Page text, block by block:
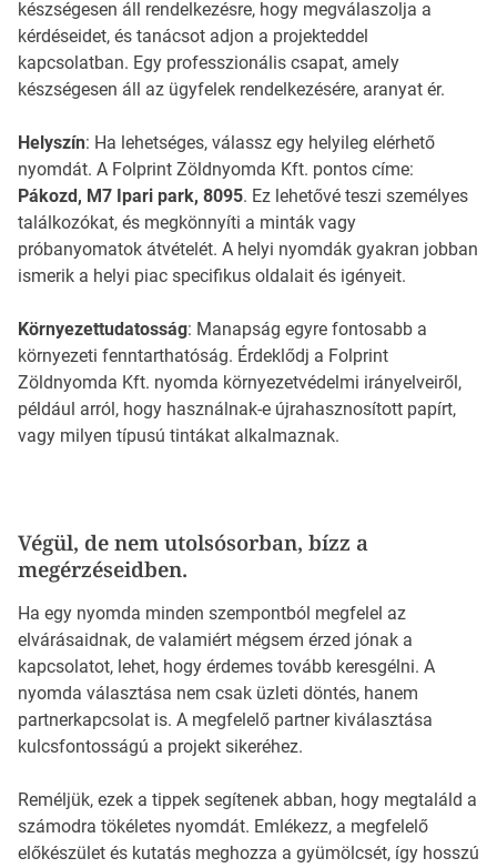
készségesen áll rendelkezésre, hogy megválaszolja a
kérdéseidet, és tanácsot adjon a projekteddel
kapcsolatban. Egy professzionális csapat, amely
készségesen áll az ügyfelek rendelkezésére, aranyat ér.
Helyszín: Ha lehetséges, válassz egy helyileg elérhető
nyomdát. A Folprint Zöldnyomda Kft. pontos címe:
Pákozd, M7 Ipari park, 8095. Ez lehetővé teszi személyes
találkozókat, és megkönnyíti a minták vagy
próbanyomatok átvételét. A helyi nyomdák gyakran jobban
ismerik a helyi piac specifikus oldalait és igényeit.
Környezettudatosság: Manapság egyre fontosabb a
környezeti fenntarthatóság. Érdeklődj a Folprint
Zöldnyomda Kft. nyomda környezetvédelmi irányelveiről,
például arról, hogy használnak-e újrahasznosított papírt,
vagy milyen típusú tintákat alkalmaznak.
Végül, de nem utolsósorban, bízz a
megérzéseidben.
Ha egy nyomda minden szempontból megfelel az
elvárásaidnak, de valamiért mégsem érzed jónak a
kapcsolatot, lehet, hogy érdemes tovább keresgélni. A
nyomda választása nem csak üzleti döntés, hanem
partnerkapcsolat is. A megfelelő partner kiválasztása
kulcsfontosságú a projekt sikeréhez.
Reméljük, ezek a tippek segítenek abban, hogy megtaláld a
számodra tökéletes nyomdát. Emlékezz, a megfelelő
előkészület és kutatás meghozza a gyümölcsét, így hosszú